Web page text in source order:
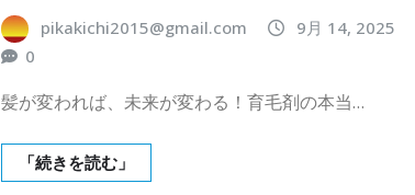
pikakichi2015@gmail.com
9月 14, 2025
0
髪が変われば、未来が変わる！育毛剤の本当…
「続きを読む」